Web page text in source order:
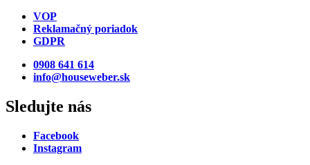
VOP
Reklamačný poriadok
GDPR
0908 641 614
info@houseweber.sk
Sledujte nás
Facebook
Instagram